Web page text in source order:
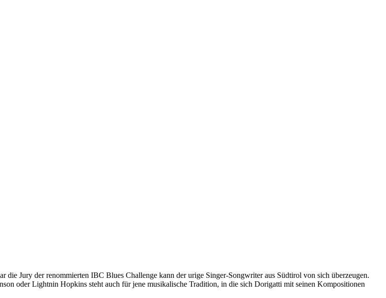
Jury der renommierten IBC Blues Challenge kann der urige Singer-Songwriter aus Südtirol von sich überzeugen.
oder Lightnin Hopkins steht auch für jene musikalische Tradition, in die sich Dorigatti mit seinen Kompositionen